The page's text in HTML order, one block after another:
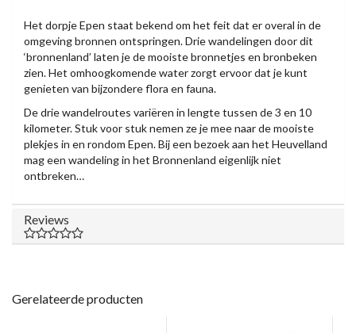
Het dorpje Epen staat bekend om het feit dat er overal in de
omgeving bronnen ontspringen. Drie wandelingen door dit
‘bronnenland’ laten je de mooiste bronnetjes en bronbeken
zien. Het omhoogkomende water zorgt ervoor dat je kunt
genieten van bijzondere flora en fauna.
De drie wandelroutes variëren in lengte tussen de 3 en 10
kilometer. Stuk voor stuk nemen ze je mee naar de mooiste
plekjes in en rondom Epen. Bij een bezoek aan het Heuvelland
mag een wandeling in het Bronnenland eigenlijk niet
ontbreken…
Reviews
Gerelateerde producten